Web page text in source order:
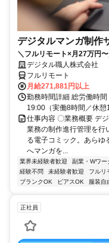
デジタルマンガ制作
＼フルリモート×月27万円
デジタル職人株式会社
フルリモート
月給271,881円以上
勤務時間詳細 総労働時
19:00（実働8時間／休憩
仕事内容 〇業務概要 デ
業務の制作進行管理を行
る電子コミック。あらゆ
へマンガを...
業界未経験者歓迎 副業・Wワー
経験不問
未経験者歓迎 フルリ
ブランクOK
ピアスOK 服装自
正社員